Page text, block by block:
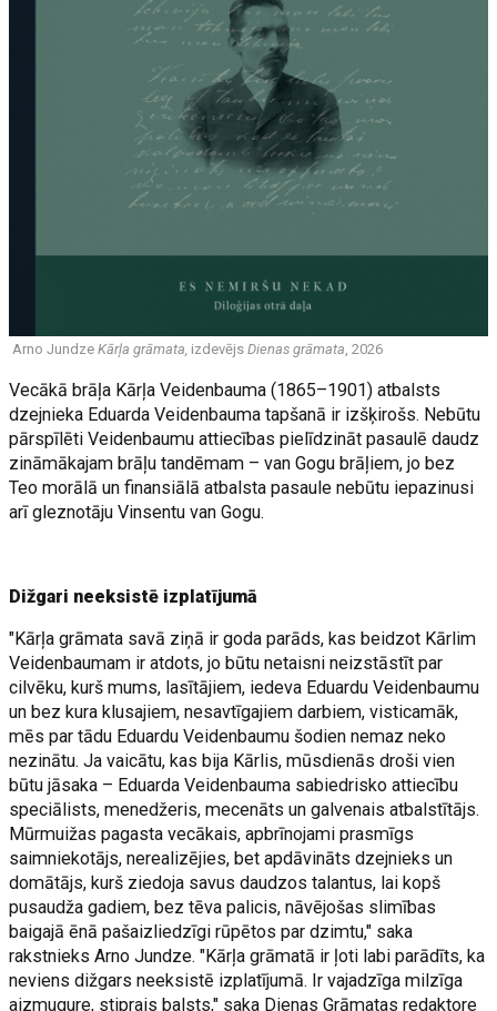
Arno JundzeKārļa grāmata, izdevējsDienas grāmata, 2026
Vecākā brāļa Kārļa Veidenbauma (1865–1901) atbalsts
dzejnieka Eduarda Veidenbauma tapšanā ir izšķirošs. Nebūtu
pārspīlēti Veidenbaumu attiecības pielīdzināt pasaulē daudz
zināmākajam brāļu tandēmam – van Gogu brāļiem, jo bez
Teo morālā un finansiālā atbalsta pasaule nebūtu iepazinusi
arī gleznotāju Vinsentu van Gogu.
Dižgari neeksistē izplatījumā
"Kārļa grāmata savā ziņā ir goda parāds, kas beidzot Kārlim
Veidenbaumam ir atdots, jo būtu netaisni neizstāstīt par
cilvēku, kurš mums, lasītājiem, iedeva Eduardu Veidenbaumu
un bez kura klusajiem, nesavtīgajiem darbiem, visticamāk,
mēs par tādu Eduardu Veidenbaumu šodien nemaz neko
nezinātu. Ja vaicātu, kas bija Kārlis, mūsdienās droši vien
būtu jāsaka – Eduarda Veidenbauma sabiedrisko attiecību
speciālists, menedžeris, mecenāts un galvenais atbalstītājs.
Mūrmuižas pagasta vecākais, apbrīnojami prasmīgs
saimniekotājs, nerealizējies, bet apdāvināts dzejnieks un
domātājs, kurš ziedoja savus daudzos talantus, lai kopš
pusaudža gadiem, bez tēva palicis, nāvējošas slimības
baigajā ēnā pašaizliedzīgi rūpētos par dzimtu," saka
rakstnieks Arno Jundze. "Kārļa grāmatā ir ļoti labi parādīts, ka
neviens dižgars neeksistē izplatījumā. Ir vajadzīga milzīga
aizmugure, stiprais balsts," saka Dienas Grāmatas redaktore